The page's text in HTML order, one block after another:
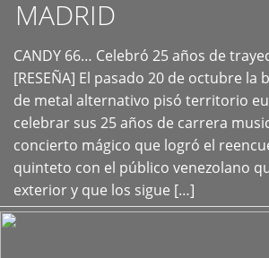
MADRID
CANDY 66… Celebró 25 años de
[RESEÑA] El pasado 20 de octubre la
de metal alternativo pisó territorio
celebrar sus 25 años de carrera
concierto mágico que logró el
quinteto con el público venezolano
exterior y que los sigue […]
+